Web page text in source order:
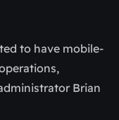
to have mobile-
Brian